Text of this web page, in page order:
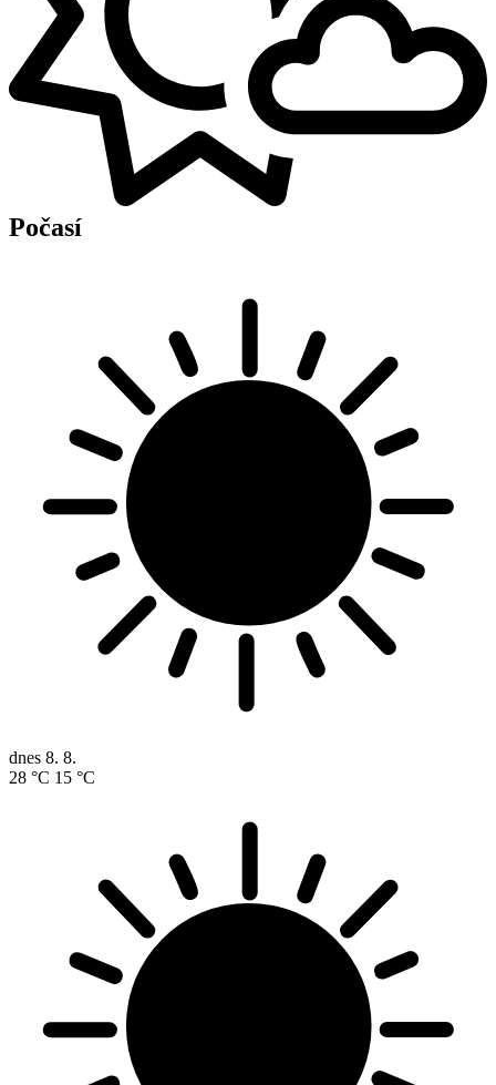
Počasí
dnes 8. 8.
28 °C 15 °C